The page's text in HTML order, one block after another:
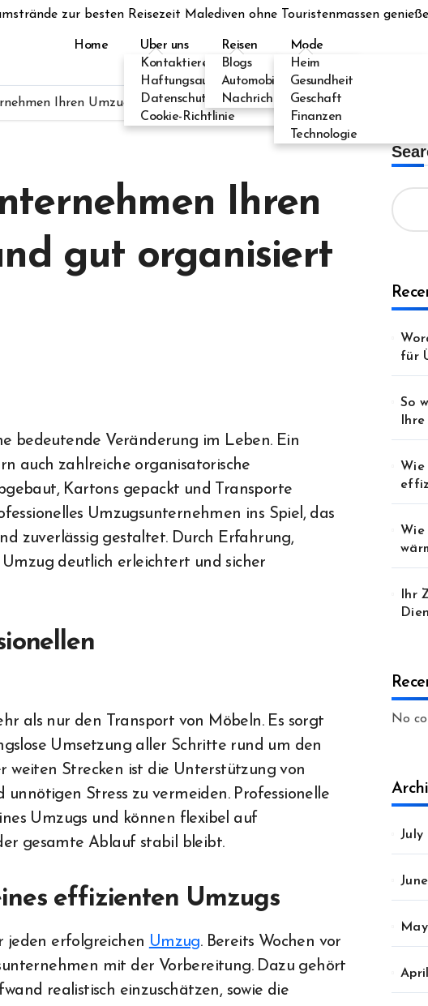
zur besten Reisezeit Malediven ohne Touristenmassen
Home
Uber uns
Kontaktieren Sie uns
Haftungsausschluss
Datenschutzerklärung
Cookie-Richtlinie
Reisen
Blogs
Automobil
Nachricht
Mode
Heim
Gesundheit
Geschaft
Finanzen
Technologie
Ihren Umzug effizient und gut organisiert gestaltet
Ihren
gut organisiert
auch zahlreiche organisatorische
Kartons gepackt und Transporte
Umzugsunternehmen ins Spiel, das
zuverlässig gestaltet. Durch Erfahrung,
deutlich erleichtert und sicher
als nur den Transport von Möbeln. Es sorgt
Umsetzung aller Schritte rund um den
weiten Strecken ist die Unterstützung von
Stress zu vermeiden. Professionelle
Umzugs und können flexibel auf
gesamte Ablauf stabil bleibt.
effizienten Umzugs
jeden erfolgreichen Umzug. Bereits Wochen vor
mit der Vorbereitung. Dazu gehört
realistisch einzuschätzen, sowie die
für
So
Wie
Wie
Ihr
No
July